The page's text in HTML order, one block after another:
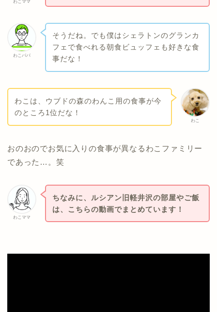
わこママ
わこパパ
そうだね。でも僕はシェラトンのグランカ
フェで食べれる朝食ビュッフェも好きな食
事だな！
わこ
わこは、ウブドの森のわんこ用の食事が今
のところ1位だな！
おのおのでお気に入りの食事が異なるわこファミリー
であった…。笑
わこママ
ちなみに、ルシアン旧軽井沢の部屋やご飯
は、こちらの動画でまとめています！